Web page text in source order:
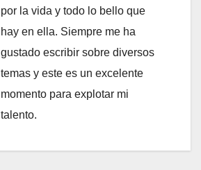
por la vida y todo lo bello que
hay en ella. Siempre me ha
gustado escribir sobre diversos
temas y este es un excelente
momento para explotar mi
talento.